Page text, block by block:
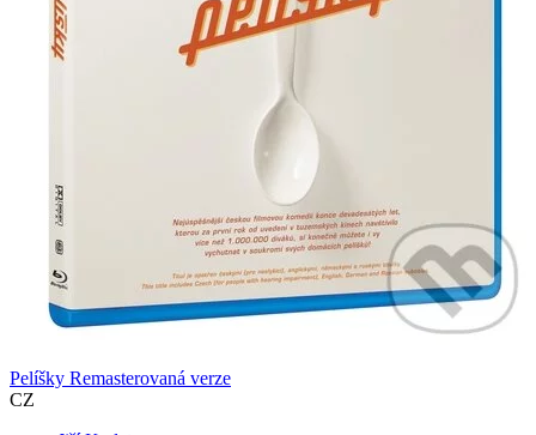
Pelíšky Remasterovaná verze
CZ